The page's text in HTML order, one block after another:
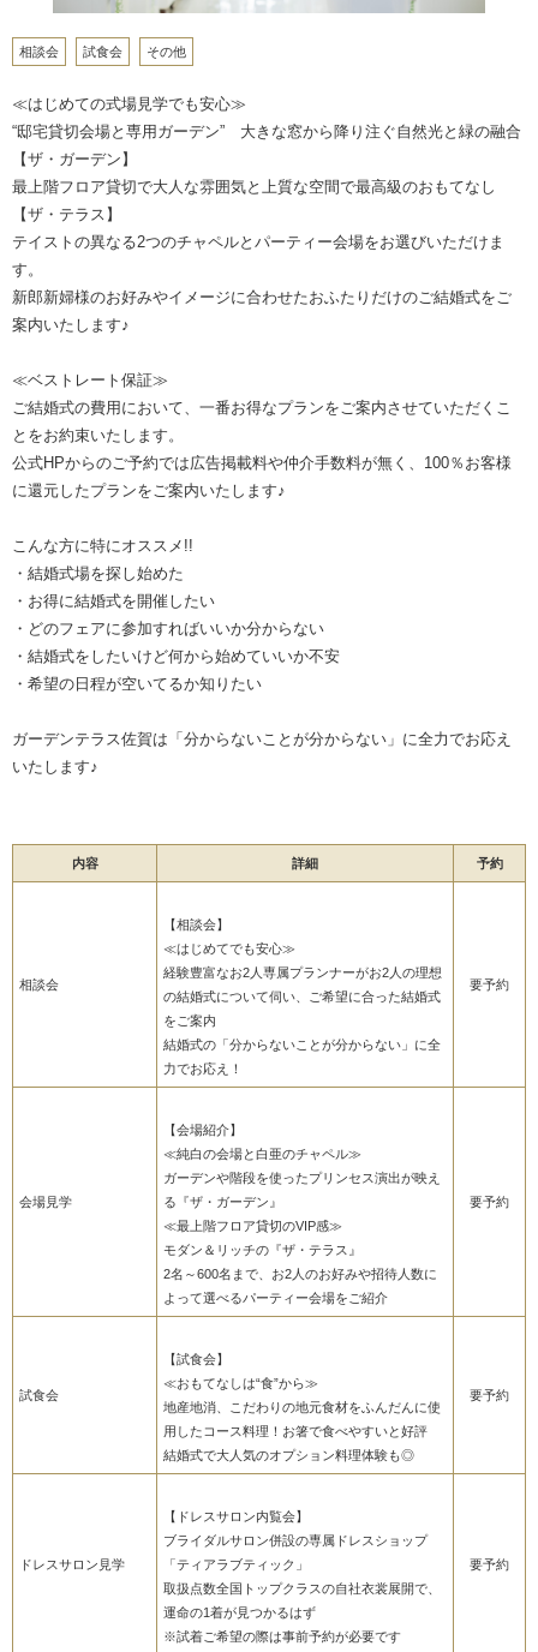
相談会 試食会 その他
≪はじめての式場見学でも安心≫
“邸宅貸切会場と専用ガーデン” 大きな窓から降り注ぐ自然光と緑の融合
【ザ・ガーデン】
最上階フロア貸切で大人な雰囲気と上質な空間で最高級のおもてなし
【ザ・テラス】
テイストの異なる2つのチャペルとパーティー会場をお選びいただけま
す。
新郎新婦様のお好みやイメージに合わせたおふたりだけのご結婚式をご
案内いたします♪
≪ベストレート保証≫
ご結婚式の費用において、一番お得なプランをご案内させていただくこ
とをお約束いたします。
公式HPからのご予約では広告掲載料や仲介手数料が無く、100％お客様
に還元したプランをご案内いたします♪
こんな方に特にオススメ!!
・結婚式場を探し始めた
・お得に結婚式を開催したい
・どのフェアに参加すればいいか分からない
・結婚式をしたいけど何から始めていいか不安
・希望の日程が空いてるか知りたい
ガーデンテラス佐賀は「分からないことが分からない」に全力でお応え
いたします♪
内容 詳細 予約
相談会
【相談会】
≪はじめてでも安心≫
経験豊富なお2人専属プランナーがお2人の理想
の結婚式について伺い、ご希望に合った結婚式
をご案内
結婚式の「分からないことが分からない」に全
力でお応え！
要予約
会場見学
【会場紹介】
≪純白の会場と白亜のチャペル≫
ガーデンや階段を使ったプリンセス演出が映え
る『ザ・ガーデン』
≪最上階フロア貸切のVIP感≫
モダン＆リッチの『ザ・テラス』
2名～600名まで、お2人のお好みや招待人数に
よって選べるパーティー会場をご紹介
要予約
試食会
【試食会】
≪おもてなしは“食”から≫
地産地消、こだわりの地元食材をふんだんに使
用したコース料理！お箸で食べやすいと好評
結婚式で大人気のオプション料理体験も◎
要予約
ドレスサロン見学
【ドレスサロン内覧会】
ブライダルサロン併設の専属ドレスショップ
「ティアラブティック」
取扱点数全国トップクラスの自社衣裳展開で、
運命の1着が見つかるはず
※試着ご希望の際は事前予約が必要です
要予約